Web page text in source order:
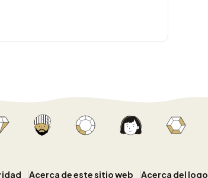
Acerca de este sitio web Acerca del logo